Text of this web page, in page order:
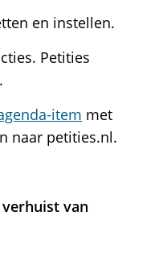
en instellen.
Petities
item met
naar petities.nl.
verhuist van